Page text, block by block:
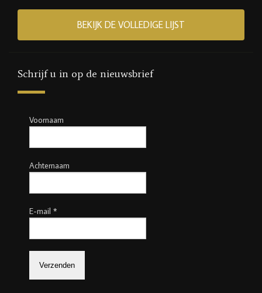
BEKIJK DE VOLLEDIGE LIJST
Schrijf u in op de nieuwsbrief
Voornaam
Achternaam
E-mail *